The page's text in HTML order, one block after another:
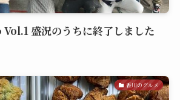
盛況のうちに終了しました
香川のグルメ